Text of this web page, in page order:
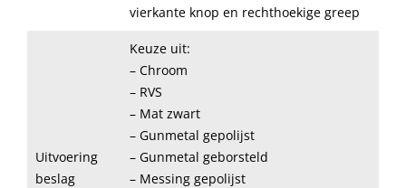
vierkante knop en rechthoekige greep
Uitvoering
beslag
Keuze uit:
– Chroom
– RVS
– Mat zwart
– Gunmetal gepolijst
– Gunmetal geborsteld
– Messing gepolijst